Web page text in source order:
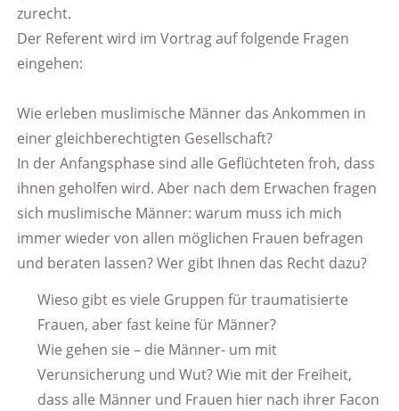
zurecht.
Der Referent wird im Vortrag auf folgende Fragen
eingehen:
Wie erleben muslimische Männer das Ankommen in
einer gleichberechtigten Gesellschaft?
In der Anfangsphase sind alle Geflüchteten froh, dass
ihnen geholfen wird. Aber nach dem Erwachen fragen
sich muslimische Männer: warum muss ich mich
immer wieder von allen möglichen Frauen befragen
und beraten lassen? Wer gibt Ihnen das Recht dazu?
Wieso gibt es viele Gruppen für traumatisierte
Frauen, aber fast keine für Männer?
Wie gehen sie – die Männer- um mit
Verunsicherung und Wut? Wie mit der Freiheit,
dass alle Männer und Frauen hier nach ihrer Facon